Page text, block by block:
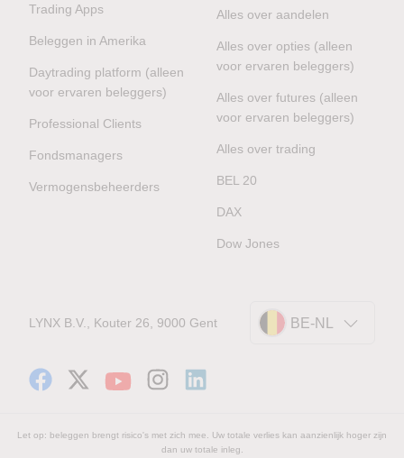
Trading Apps
Beleggen in Amerika
Daytrading platform (alleen
voor ervaren beleggers)
Professional Clients
Fondsmanagers
Vermogensbeheerders
Alles over aandelen
Alles over opties (alleen
voor ervaren beleggers)
Alles over futures (alleen
voor ervaren beleggers)
Alles over trading
BEL 20
DAX
Dow Jones
LYNX B.V., Kouter 26, 9000 Gent BE-NL
Let op: beleggen brengt risico's met zich mee. Uw totale verlies kan aanzienlijk hoger zijn
dan uw totale inleg.